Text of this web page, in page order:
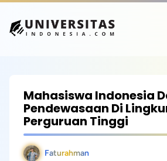
Mahasiswa Indonesia
Pendewasaan Di
Perguruan Tinggi
Faturahman